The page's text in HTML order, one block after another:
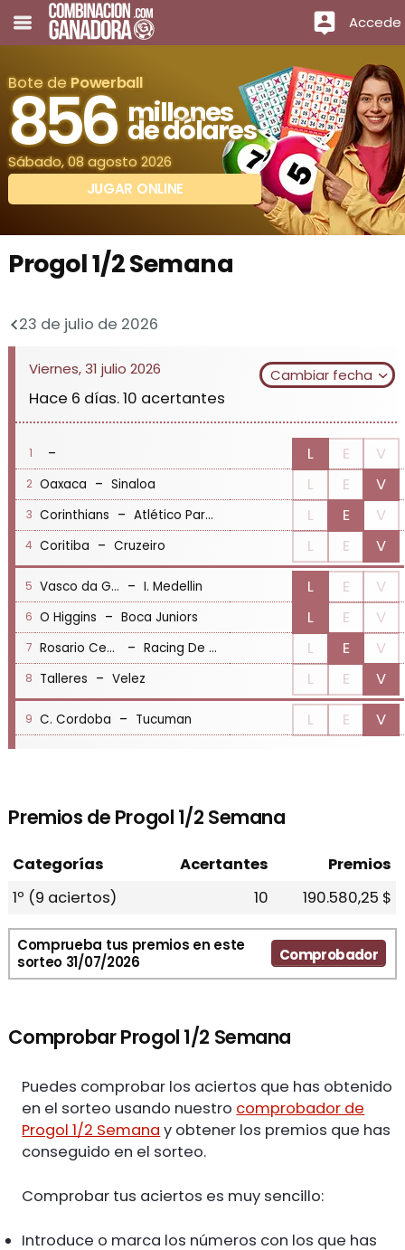
Accede
Bote de Powerball
856 millones
de dólares
Sábado, 08 agosto 2026
JUGAR ONLINE
Progol 1/2 Semana
23 de julio de 2026
Viernes, 31 julio 2026 Cambiar fecha
Hace 6 días. 10 acertantes
1 - L E V
2 Oaxaca - Sinaloa L E V
3 Corinthians - Atlético Paranaense L E V
4 Coritiba - Cruzeiro L E V
5 Vasco da Gama - I. Medellin L E V
6 O Higgins - Boca Juniors L E V
7 Rosario Central - Racing De Santander L E V
8 Talleres - Velez L E V
9 C. Cordoba - Tucuman L E V
Premios de Progol 1/2 Semana
Categorías Acertantes
Premios
1º (9 aciertos)
10 190.580,25 $
Comprueba tus premios en este
sorteo 31/07/2026
Comprobador
Comprobar Progol 1/2 Semana
Puedes comprobar los aciertos que has obtenido
en el sorteo usando nuestro comprobador de
Progol 1/2 Semana y obtener los premios que has
conseguido en el sorteo.
Comprobar tus aciertos es muy sencillo:
Introduce o marca los números con los que has